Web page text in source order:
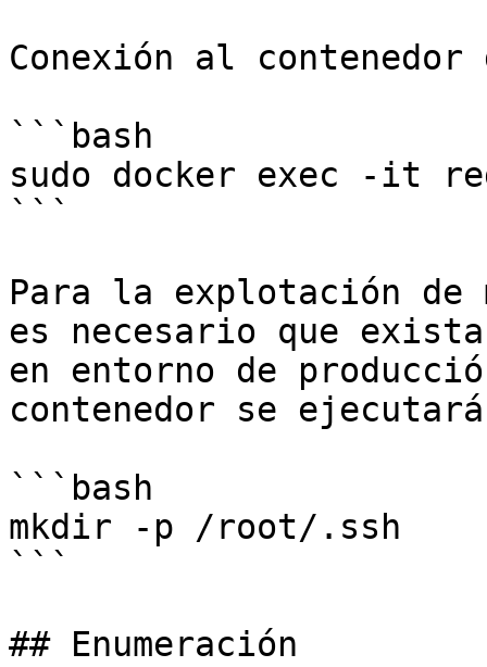
Conexión al contenedor
```bash
sudo docker exec -it
```
Para la explotación
es necesario que
en entorno de
contenedor se
```bash
mkdir -p /root/.ssh
```
## Enumeración